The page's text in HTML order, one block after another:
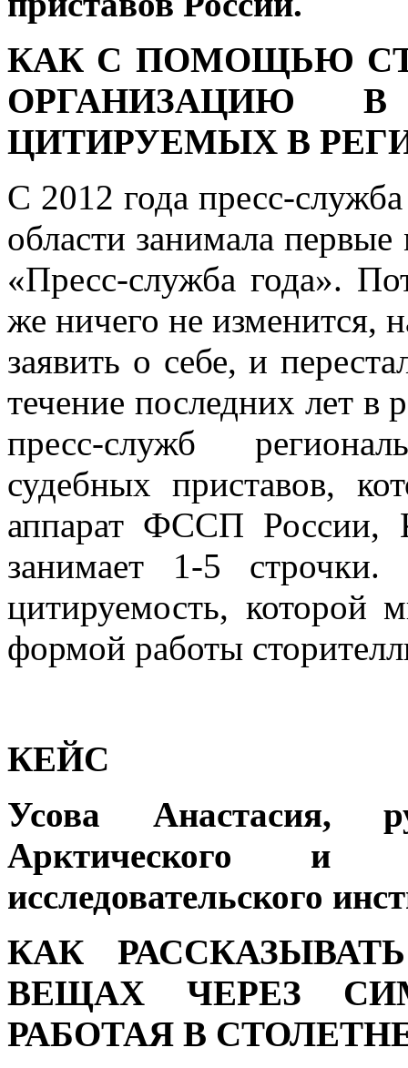
КАК С ПОМОЩЬЮ
ЦИТИРУЕМЫХ В
С 2012 года пресс-
области занимала
«Пресс-служба года».
же ничего не изменится,
заявить о себе, и
течение последних лет в
пресс-служб
судебных приставов,
аппарат ФССП России,
занимает 1-5 строчки.
цитируемость, которой
формой работы
КЕЙС
Усова Анастасия,
Арктического и
исследовательского
КАК
ВЕЩАХ ЧЕРЕЗ
РАБОТАЯ В